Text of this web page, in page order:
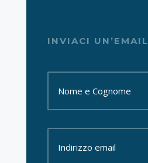
INVIACI UN’EMAIL